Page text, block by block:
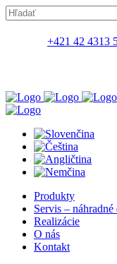
+421 42 4313
Produkty
Servis –
Realizácie
O nás
Kontakt